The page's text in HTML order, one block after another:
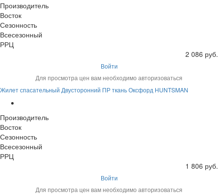
Производитель
Восток
Сезонность
Всесезонный
РРЦ
2 086 руб.
Войти
Для просмотра цен вам необходимо авторизоваться
Жилет спасательный Двусторонний ПР ткань Оксфорд HUNTSMAN
Производитель
Восток
Сезонность
Всесезонный
РРЦ
1 806 руб.
Войти
Для просмотра цен вам необходимо авторизоваться